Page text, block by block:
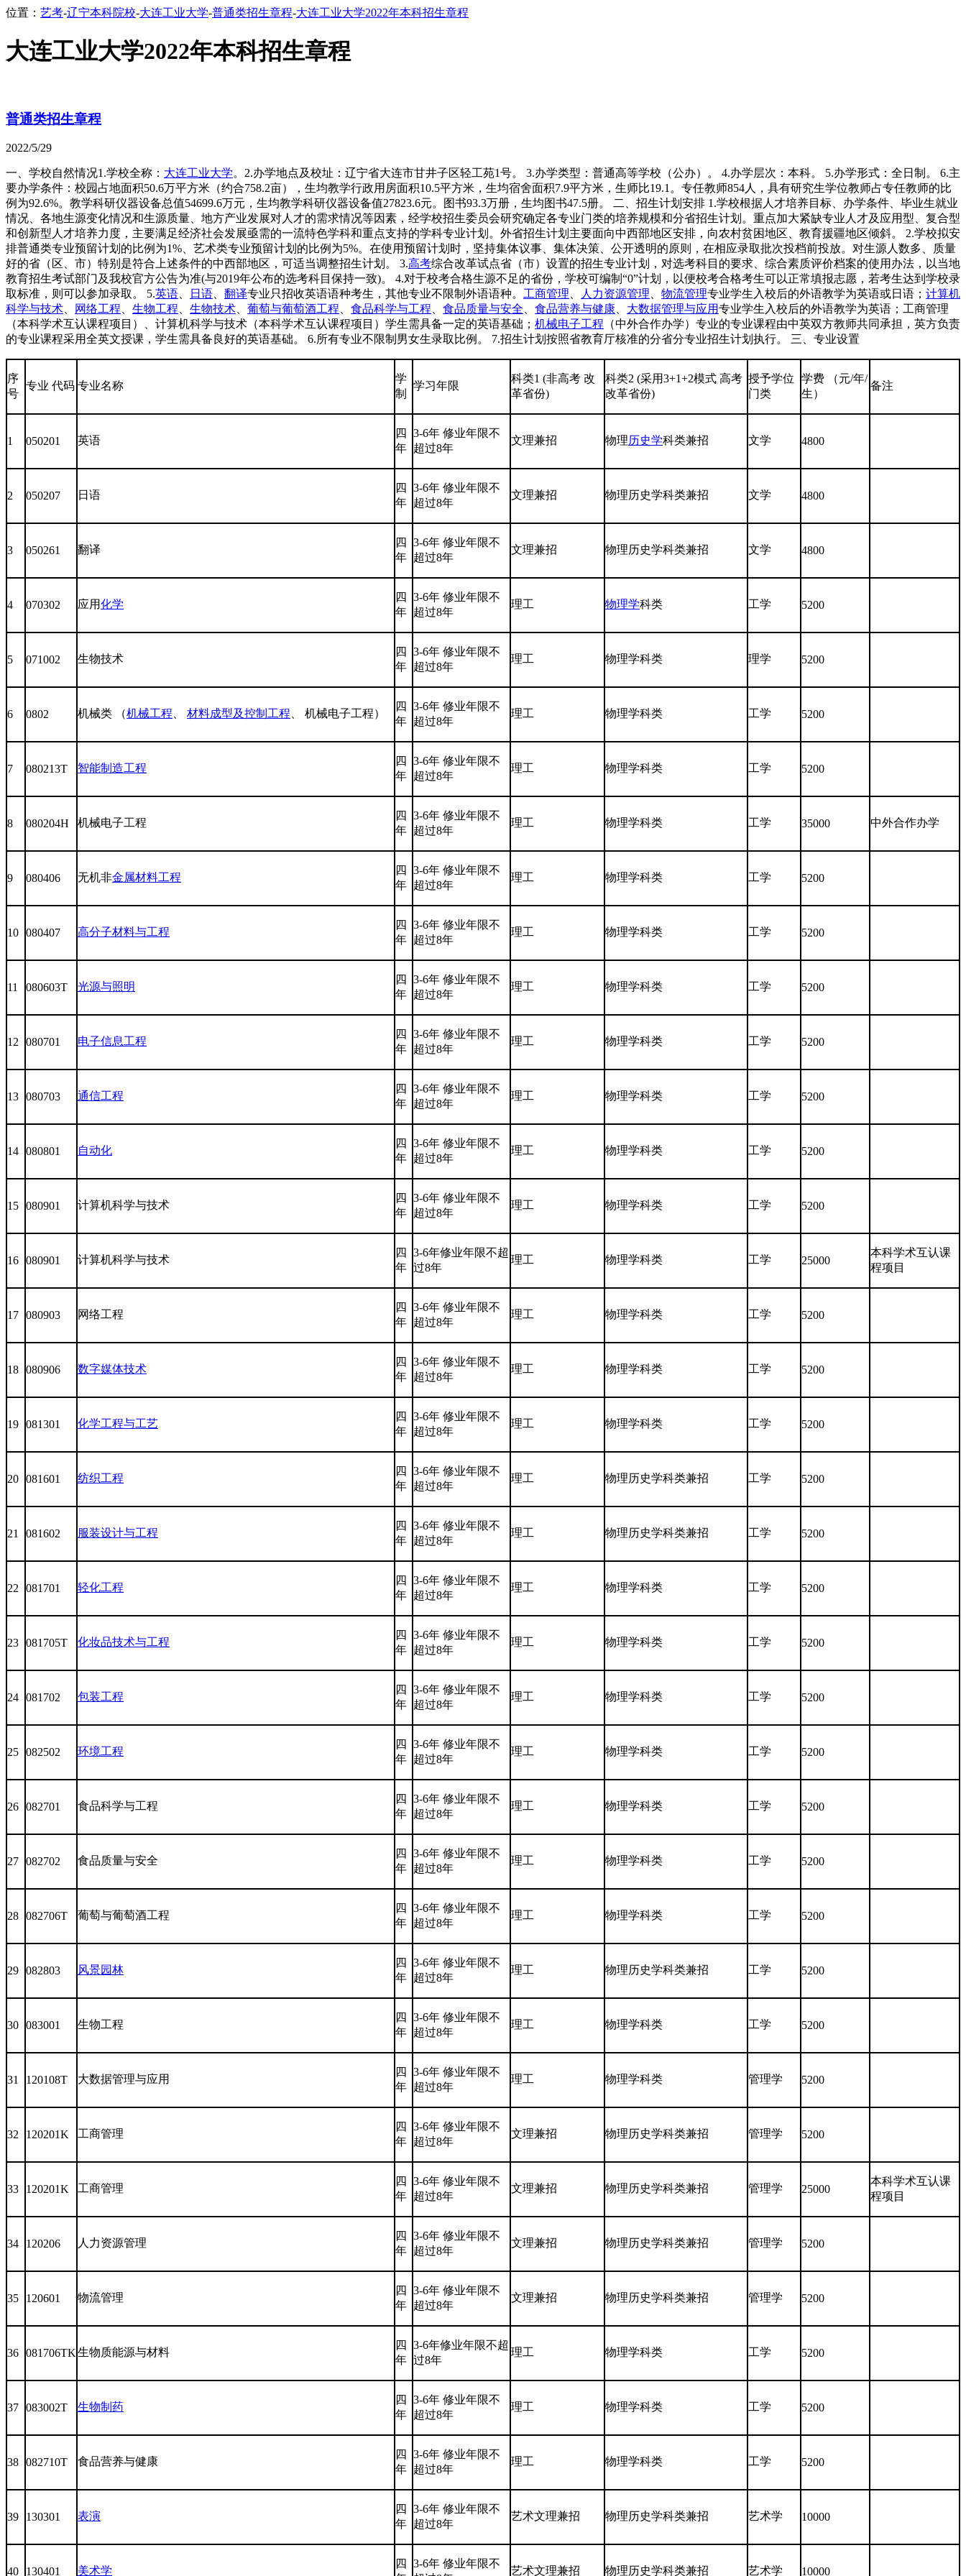
位置： 艺考-辽宁本科院校-大连工业大学-普通类招生章程-大连工业大学2022年本科招生章程
大连工业大学2022年本科招生章程
普通类招生章程
2022/5/29
一、学校自然情况1.学校全称： 大连工业大学。2.办学地点及校址：辽宁省大连市甘井子区轻工苑1号。 3.办学类型：普通高等学校（公办）。 4.办学层次：本科。 5.办学形式：全日制。 6.主
要办学条件：校园占地面积50.6万平方米（约合758.2亩），生均教学行政用房面积10.5平方米，生均宿舍面积7.9平方米，生师比19.1。专任教师854人，具有研究生学位教师占专任教师的比
例为92.6%。教学科研仪器设备总值54699.6万元，生均教学科研仪器设备值27823.6元。图书93.3万册，生均图书47.5册。 二、招生计划安排 1.学校根据人才培养目标、办学条件、毕业生就业
情况、各地生源变化情况和生源质量、地方产业发展对人才的需求情况等因素，经学校招生委员会研究确定各专业门类的培养规模和分省招生计划。重点加大紧缺专业人才及应用型、复合型
和创新型人才培养力度，主要满足经济社会发展亟需的一流特色学科和重点支持的学科专业计划。外省招生计划主要面向中西部地区安排，向农村贫困地区、教育援疆地区倾斜。 2.学校拟安
排普通类专业预留计划的比例为1%、艺术类专业预留计划的比例为5%。在使用预留计划时，坚持集体议事、集体决策、公开透明的原则，在相应录取批次投档前投放。对生源人数多、质量
好的省（区、市）特别是符合上述条件的中西部地区，可适当调整招生计划。 3.高考综合改革试点省（市）设置的招生专业计划，对选考科目的要求、综合素质评价档案的使用办法，以当地
教育招生考试部门及我校官方公告为准(与2019年公布的选考科目保持一致)。 4.对于校考合格生源不足的省份，学校可编制“0”计划，以便校考合格考生可以正常填报志愿，若考生达到学校录
取标准，则可以参加录取。 5.英语 日语 翻译专业只招收英语语种考生，其他专业不限制外语语种。 工商管理 人力资源管理 物流管理专业学生入校后的外语教学为英语或日语； 计算机
科学与技术
网络工程 生物工程 生物技术 葡萄与葡萄酒工程 食品科学与工程 食品质量与安全 食品营养与健康 大数据管理与应用专业学生入校后的外语教学为英语；工商管理
（本科学术互认课程项目）、计算机科学与技术（本科学术互认课程项目）学生需具备一定的英语基础； 机械电子工程 （中外合作办学）专业的专业课程由中英双方教师共同承担，英方负责
的专业课程采用全英文授课，学生需具备良好的英语基础。 6.所有专业不限制男女生录取比例。 7.招生计划按照省教育厅核准的分省分专业招生计划执行。 三、专业设置
序
号
专业 代码 专业名称
学
制
学习年限
科类1 (非高考 改
革省份)
科类2 (采用3+1+2模式 高考
改革省份)
授予学位
门类
学费 （元/年/
生）
备注
1 050201 英语
四
年
3-6年 修业年限不
超过8年
文理兼招 物理历史学科类兼招 文学 4800
2 050207 日语
四
年
3-6年 修业年限不
超过8年
文理兼招 物理历史学科类兼招 文学 4800
3 050261 翻译
四
年
3-6年 修业年限不
超过8年
文理兼招 物理历史学科类兼招 文学 4800
4 070302 应用化学
四
年
3-6年 修业年限不
超过8年
理工 物理学科类 工学 5200
5 071002 生物技术
四
年
3-6年 修业年限不
超过8年
理工 物理学科类 理学 5200
6 0802 机械类 （机械工程 材料成型及控制工程 、 机械电子工程）
四
年
3-6年 修业年限不
超过8年
理工 物理学科类 工学 5200
7 080213T 智能制造工程
四
年
3-6年 修业年限不
超过8年
理工 物理学科类 工学 5200
8 080204H 机械电子工程
四
年
3-6年 修业年限不
超过8年
理工 物理学科类 工学 35000 中外合作办学
9 080406 无机非金属材料工程
四
年
3-6年 修业年限不
超过8年
理工 物理学科类 工学 5200
10 080407 高分子材料与工程
四
年
3-6年 修业年限不
超过8年
理工 物理学科类 工学 5200
11 080603T 光源与照明
四
年
3-6年 修业年限不
超过8年
理工 物理学科类 工学 5200
12 080701 电子信息工程
四
年
3-6年 修业年限不
超过8年
理工 物理学科类 工学 5200
13 080703 通信工程
四
年
3-6年 修业年限不
超过8年
理工 物理学科类 工学 5200
14 080801 自动化
四
年
3-6年 修业年限不
超过8年
理工 物理学科类 工学 5200
15 080901 计算机科学与技术
四
年
3-6年 修业年限不
超过8年
理工 物理学科类 工学 5200
16 080901 计算机科学与技术
四
年
3-6年修业年限不超
过8年
理工 物理学科类 工学 25000
本科学术互认课
程项目
17 080903 网络工程
四
年
3-6年 修业年限不
超过8年
理工 物理学科类 工学 5200
18 080906 数字媒体技术
四
年
3-6年 修业年限不
超过8年
理工 物理学科类 工学 5200
19 081301 化学工程与工艺
四
年
3-6年 修业年限不
超过8年
理工 物理学科类 工学 5200
20 081601 纺织工程
四
年
3-6年 修业年限不
超过8年
理工 物理历史学科类兼招 工学 5200
21 081602 服装设计与工程
四
年
3-6年 修业年限不
超过8年
理工 物理历史学科类兼招 工学 5200
22 081701 轻化工程
四
年
3-6年 修业年限不
超过8年
理工 物理学科类 工学 5200
23 081705T 化妆品技术与工程
四
年
3-6年 修业年限不
超过8年
理工 物理学科类 工学 5200
24 081702 包装工程
四
年
3-6年 修业年限不
超过8年
理工 物理学科类 工学 5200
25 082502 环境工程
四
年
3-6年 修业年限不
超过8年
理工 物理学科类 工学 5200
26 082701 食品科学与工程
四
年
3-6年 修业年限不
超过8年
理工 物理学科类 工学 5200
27 082702 食品质量与安全
四
年
3-6年 修业年限不
超过8年
理工 物理学科类 工学 5200
28 082706T 葡萄与葡萄酒工程
四
年
3-6年 修业年限不
超过8年
理工 物理学科类 工学 5200
29 082803 风景园林
四
年
3-6年 修业年限不
超过8年
理工 物理历史学科类兼招 工学 5200
30 083001 生物工程
四
年
3-6年 修业年限不
超过8年
理工 物理学科类 工学 5200
31 120108T 大数据管理与应用
四
年
3-6年 修业年限不
超过8年
理工 物理学科类 管理学 5200
32 120201K 工商管理
四
年
3-6年 修业年限不
超过8年
文理兼招 物理历史学科类兼招 管理学 5200
33 120201K 工商管理
四
年
3-6年 修业年限不
超过8年
文理兼招 物理历史学科类兼招 管理学 25000
本科学术互认课
程项目
34 120206 人力资源管理
四
年
3-6年 修业年限不
超过8年
文理兼招 物理历史学科类兼招 管理学 5200
35 120601 物流管理
四
年
3-6年 修业年限不
超过8年
文理兼招 物理历史学科类兼招 管理学 5200
36 081706TK生物质能源与材料
四
年
3-6年修业年限不超
过8年
理工 物理学科类 工学 5200
37 083002T 生物制药
四
年
3-6年 修业年限不
超过8年
理工 物理学科类 工学 5200
38 082710T 食品营养与健康
四
年
3-6年 修业年限不
超过8年
理工 物理学科类 工学 5200
39 130301 表演
四
年
3-6年 修业年限不
超过8年
艺术文理兼招 物理历史学科类兼招 艺术学 10000
40 130401 美术学
四
3-6年 修业年限不
艺术文理兼招 物理历史学科类兼招 艺术学 10000